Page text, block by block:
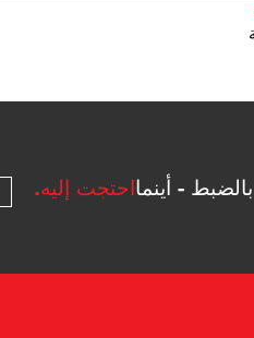
- أينمااحتجت إليه.